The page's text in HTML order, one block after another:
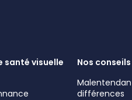
santé visuelle
Nos
différences